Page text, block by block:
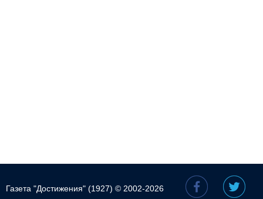
Газета "Достижения" (1927) © 2002-2026